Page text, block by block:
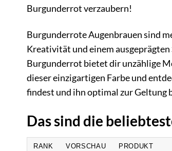
Burgunderrot verzaubern!
Burgunderrote Augenbrauen sind
Kreativität und einem
Burgunderrot bietet dir unzählige
dieser einzigartigen Farbe und
findest und ihn optimal zur Geltung
Das sind die
RANK VORSCHAU PRODUKT